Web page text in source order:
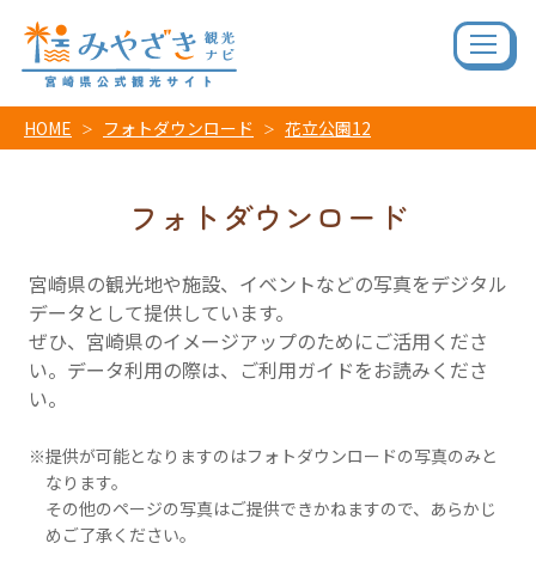
HOME フォトダウンロード 花立公園12
フォトダウンロード
宮崎県の観光地や施設、イベントなどの写真をデジタル
データとして提供しています。
ぜひ、宮崎県のイメージアップのためにご活用くださ
い。データ利用の際は、ご利用ガイドをお読みくださ
い。
提供が可能となりますのはフォトダウンロードの写真のみと
なります。
その他のページの写真はご提供できかねますので、あらかじ
めご了承ください。